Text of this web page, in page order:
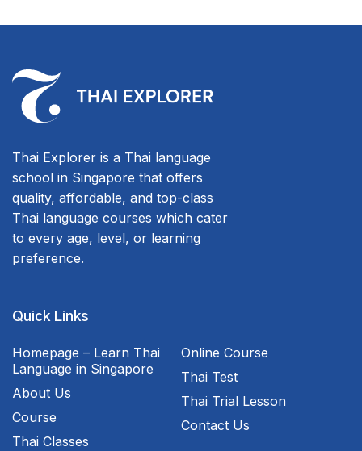
Thai Explorer is a Thai language
school in Singapore that offers
quality, affordable, and top-class
Thai language courses which cater
to every age, level, or learning
preference.
Quick Links
Homepage – Learn Thai
Language in Singapore
About Us
Course
Thai Classes
Online Course
Thai Test
Thai Trial Lesson
Contact Us